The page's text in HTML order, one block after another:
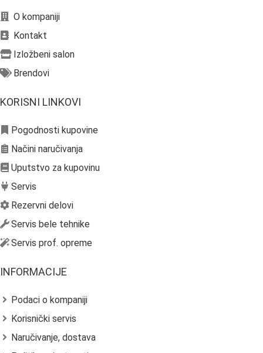
O kompaniji
Kontakt
Izložbeni salon
Brendovi
KORISNI LINKOVI
Pogodnosti kupovine
Načini naručivanja
Uputstvo za kupovinu
Servis
Rezervni delovi
Servis bele tehnike
Servis prof. opreme
INFORMACIJE
Podaci o kompaniji
Korisnički servis
Naručivanje, dostava